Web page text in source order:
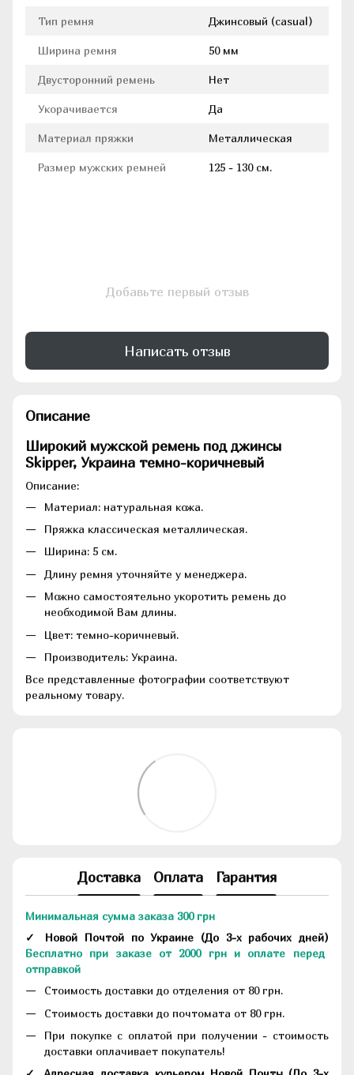
Тип ремня Джинсовый (casual)
Ширина ремня 50 мм
Двусторонний ремень Нет
Укорачивается Да
Материал пряжки Металлическая
Размер мужских ремней 125 - 130 см.
Добавьте первый отзыв
Написать отзыв
Описание
Широкий мужской ремень под джинсы
Skipper, Украина темно-коричневый
Описание:
Материал: натуральная кожа.
Пряжка классическая металлическая.
Ширина: 5 см.
Длину ремня уточняйте у менеджера.
Можно самостоятельно укоротить ремень до
необходимой Вам длины.
Цвет: темно-коричневый.
Производитель: Украина.
Все представленные фотографии соответствуют
реальному товару.
Доставка Оплата Гарантия
Минимальная сумма заказа 300 грн
✓ Новой Почтой по Украине (До 3-х рабочих дней)
Бесплатно при заказе от 2000 грн и оплате перед
отправкой
Стоимость доставки до отделения от 80 грн.
Стоимость доставки до почтомата от 80 грн.
При покупке с оплатой при получении - стоимость
доставки оплачивает покупатель!